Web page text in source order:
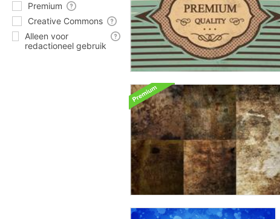
Premium
Creative Commons
Alleen voor
redactioneel gebruik